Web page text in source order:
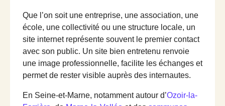
Que l’on soit une entreprise, une association, une
école, une collectivité ou une structure locale, un
site internet représente souvent le premier contact
avec son public. Un site bien entretenu renvoie
une image professionnelle, facilite les échanges et
permet de rester visible auprès des internautes.
En Seine-et-Marne, notamment autour d’Ozoir-la-